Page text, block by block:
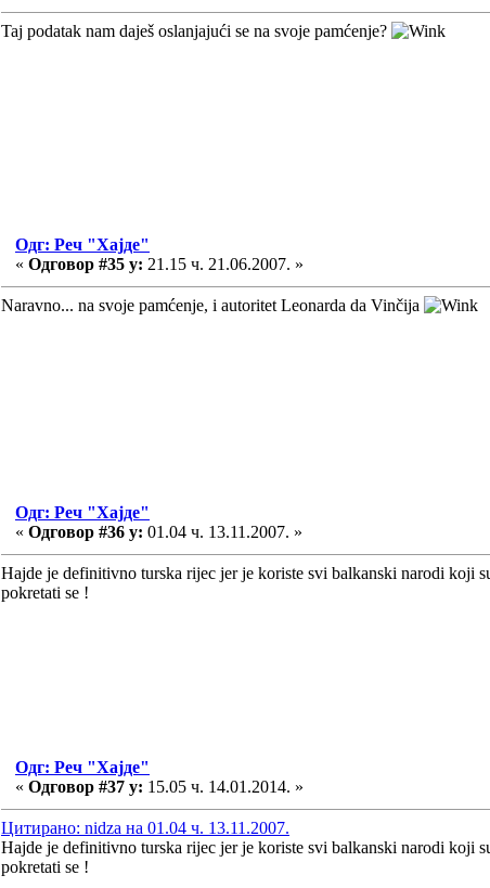
Taj podatak nam daješ oslanjajući se na svoje pamćenje?
Одг: Реч "Хајде"
« Одговор #35 у: 21.15 ч. 21.06.2007. »
Naravno... na svoje pamćenje, i autoritet Leonarda da Vinčija
Одг: Реч "Хајде"
« Одговор #36 у: 01.04 ч. 13.11.2007. »
Hajde je definitivno turska rijec jer je koriste svi balkanski narodi koji
pokretati se !
Одг: Реч "Хајде"
« Одговор #37 у: 15.05 ч. 14.01.2014. »
Цитирано: nidza на 01.04 ч. 13.11.2007.
Hajde je definitivno turska rijec jer je koriste svi balkanski narodi koji
pokretati se !